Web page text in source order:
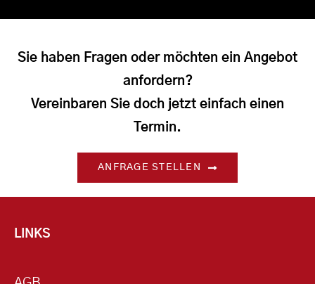
Sie haben Fragen oder möchten ein Angebot
anfordern?
Vereinbaren Sie doch jetzt einfach einen
Termin.
ANFRAGE STELLEN
LINKS